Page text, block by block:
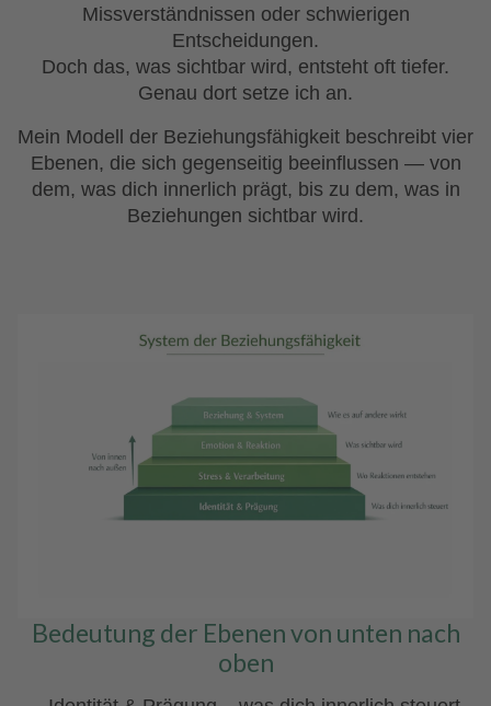
Missverständnissen oder schwierigen
Entscheidungen.
Doch das, was sichtbar wird, entsteht oft tiefer.
Genau dort setze ich an.
Mein Modell der Beziehungsfähigkeit beschreibt vier
Ebenen, die sich gegenseitig beeinflussen — von
dem, was dich innerlich prägt, bis zu dem, was in
Beziehungen sichtbar wird.
Bedeutung der Ebenen von unten nach
oben